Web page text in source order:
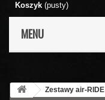
Koszyk (pusty)
MENU
Zestawy air-RIDE